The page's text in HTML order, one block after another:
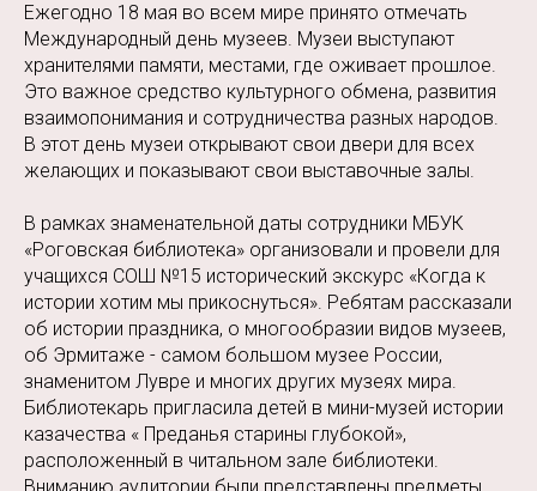
Ежегодно 18 мая во всем мире принято отмечать
Международный день музеев. Музеи выступают
хранителями памяти, местами, где оживает прошлое.
Это важное средство культурного обмена, развития
взаимопонимания и сотрудничества разных народов.
В этот день музеи открывают свои двери для всех
желающих и показывают свои выставочные залы.
В рамках знаменательной даты сотрудники МБУК
«Роговская библиотека» организовали и провели для
учащихся СОШ №15 исторический экскурс «Когда к
истории хотим мы прикоснуться». Ребятам рассказали
об истории праздника, о многообразии видов музеев,
об Эрмитаже - самом большом музее России,
знаменитом Лувре и многих других музеях мира.
Библиотекарь пригласила детей в мини-музей истории
казачества « Преданья старины глубокой»,
расположенный в читальном зале библиотеки.